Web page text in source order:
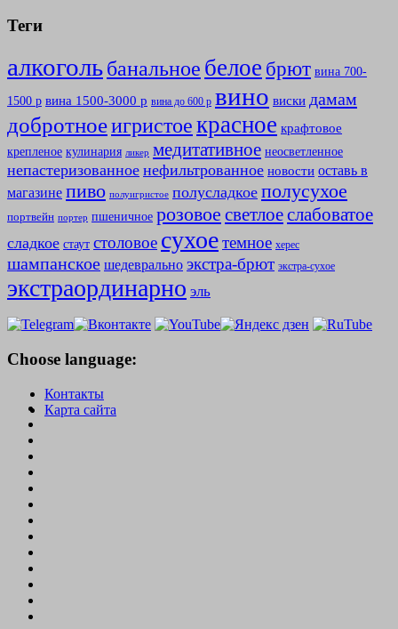
Теги
алкогольбанальное белое брют вина 700-
1500 р вина 1500-3000 р вина до 600 р вино виски дамам
добротноеигристоекрасное крафтовое
крепленое кулинария ликер медитативное неосветленное
непастеризованное нефильтрованное новости оставь в
магазине пиво полуигристое полусладкое полусухое
портвейн портер пшеничное розовое светлоеслабоватое
сладкое стаут столовое сухоетемное херес
шампанское шедеврально экстра-брют экстра-сухое
экстраординарно эль
Choose language:
Контакты
Карта сайта